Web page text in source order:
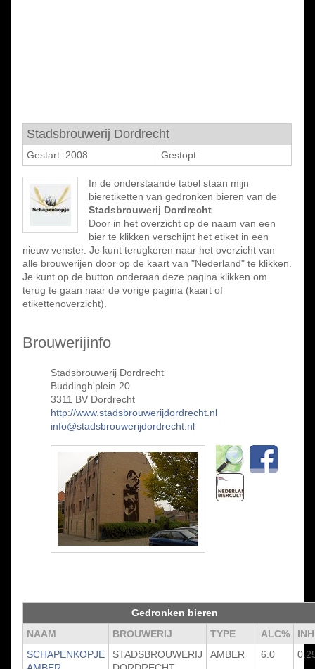
Stadsbrouwerij Dordrecht
Gestart: 2008 Gestopt:
In de onderstaande tabel staan mijn
bieretiketten van gedronken bieren van de
Stadsbrouwerij Dordrecht
Door in het overzicht op de naam van een
bier te klikken verschijnt het etiket in een
nieuw venster. Je kunt terugkeren naar het overzicht van
alle brouwerijen door op de kaart van "Nederland" te klikken.
Je kunt op de button onderaan deze pagina klikken om
terug te gaan naar de vorige pagina (kaart of
etikettenoverzicht).
Brouwerijinfo
Stadsbrouwerij Dordrecht
Buddingh'plein 20
3311 BV Dordrecht
http://www.stadsbrouwerijdordrecht.nl
info@stadsbrouwerijdordrecht.nl
Gedronken bieren
NAAM
BROUWERIJ TYPE ALC%
INH
SCHAPENKOPJE
STADSBROUWERIJ
AMBER 6.0